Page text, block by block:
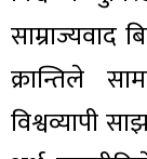
साम्राज्यवाद
क्रान्तिले
विश्वव्यापी